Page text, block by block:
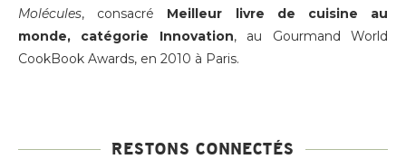
Molécules, consacré Meilleur livre de cuisine au
monde, catégorie Innovation, au Gourmand World
CookBook Awards, en 2010 à Paris.
RESTONS CONNECTÉS